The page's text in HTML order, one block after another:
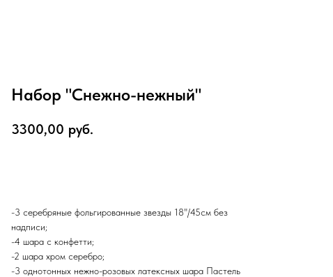
Набор "Снежно-нежный"
3300,00 руб.
-3 серебряные фольгированные звезды 18"/45см без
надписи;
-4 шара с конфетти;
-2 шара хром серебро;
-3 однотонных нежно-розовых латексных шара Пастель